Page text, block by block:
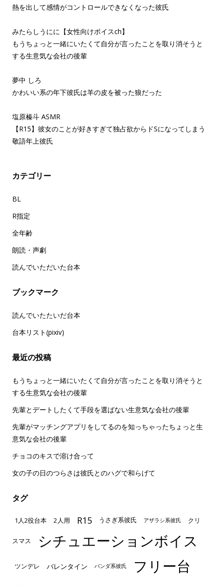
熱を出して感情がコントロールできなくなった彼氏
みたらしうにに【女性向けボイスch】
もうちょっと一緒にいたくて自分が言ったことを取り消そうと
する生意気な会社の後輩
夢中 しろ
かわいい系の年下彼氏は羊の皮を被った狼だった
塩原榛斗 ASMR
【R15】彼女のことが好きすぎて独占欲からドSになってしまう
敬語年上彼氏
カテゴリー
BL
R指定
全年齢
朗読・声劇
読んでいただいた台本
ブックマーク
読んでいたたいだ台本
台本リスト(pixiv)
最近の投稿
もうちょっと一緒にいたくて自分が言ったことを取り消そうと
する生意気な会社の後輩
先輩とデートしたくて手段を選ばない生意気な会社の後輩
先輩がマッチングアプリをしてるのを知っちゃったちょっと生
意気な会社の後輩
チョコのキスで溶け合って
女の子の日のつらさは彼氏とのハグで和らげて
タグ
1人2役台本 2人用 R15 うさぎ系彼氏 アザラシ系彼氏 クリ
スマス シチュエーションボイス
ツンデレ バレンタイン パンダ系彼氏
フリー台